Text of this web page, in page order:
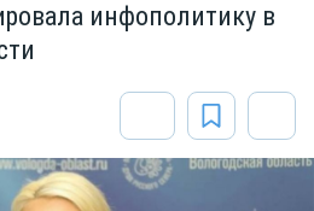
инфополитику в